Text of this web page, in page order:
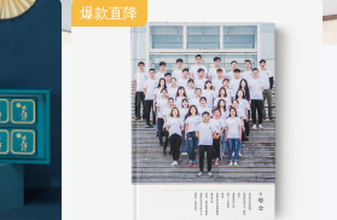
爆款直降